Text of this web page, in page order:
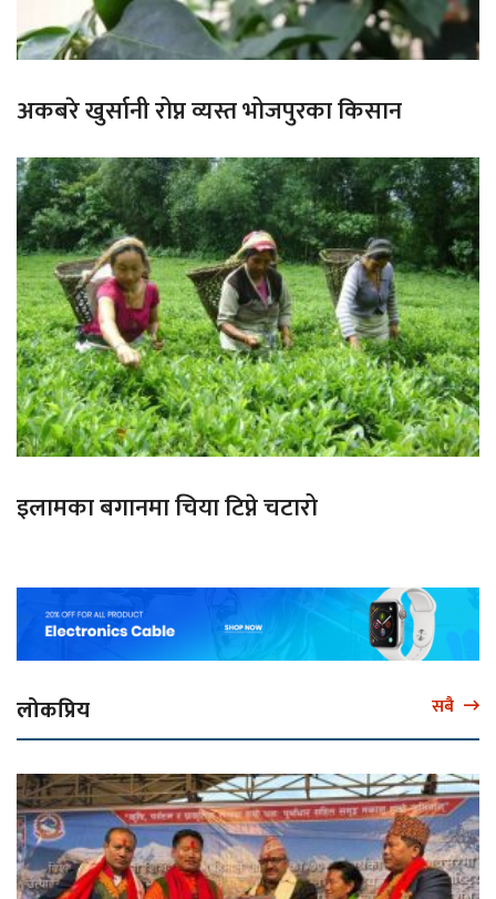
अकबरे खुर्सानी रोप्न व्यस्त भोजपुरका किसान
इलामका बगानमा चिया टिप्ने चटारो
लोकप्रिय सबै